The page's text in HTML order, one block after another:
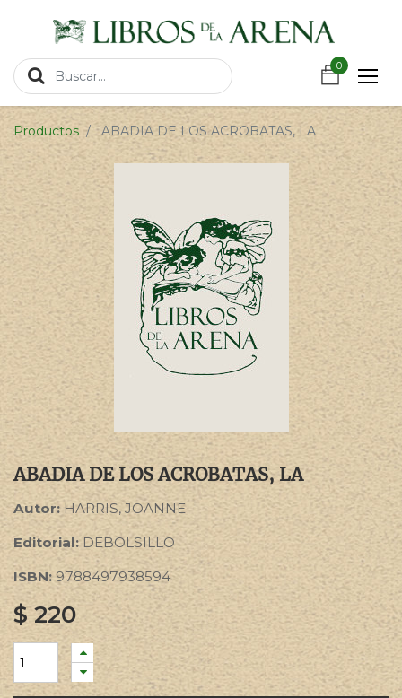
0
0
Productos ABADIA DE LOS ACROBATAS, LA
ABADIA DE LOS ACROBATAS, LA
Autor: HARRIS, JOANNE
Editorial: DEBOLSILLO
ISBN: 9788497938594
$220